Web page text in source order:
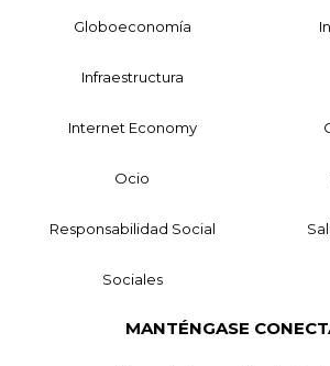
Globoeconomía
Infraestructura
Internet Economy
Ocio
Responsabilidad Social
Sociales
MANTÉNGASE